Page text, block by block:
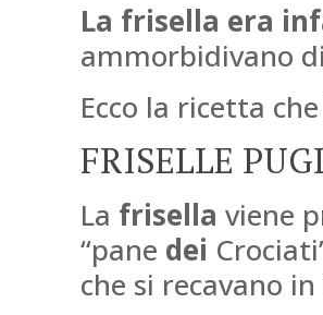
La frisella era
ammorbidivano
Ecco la ricetta
FRISELLE
La frisella viene
“pane dei
che si recavano